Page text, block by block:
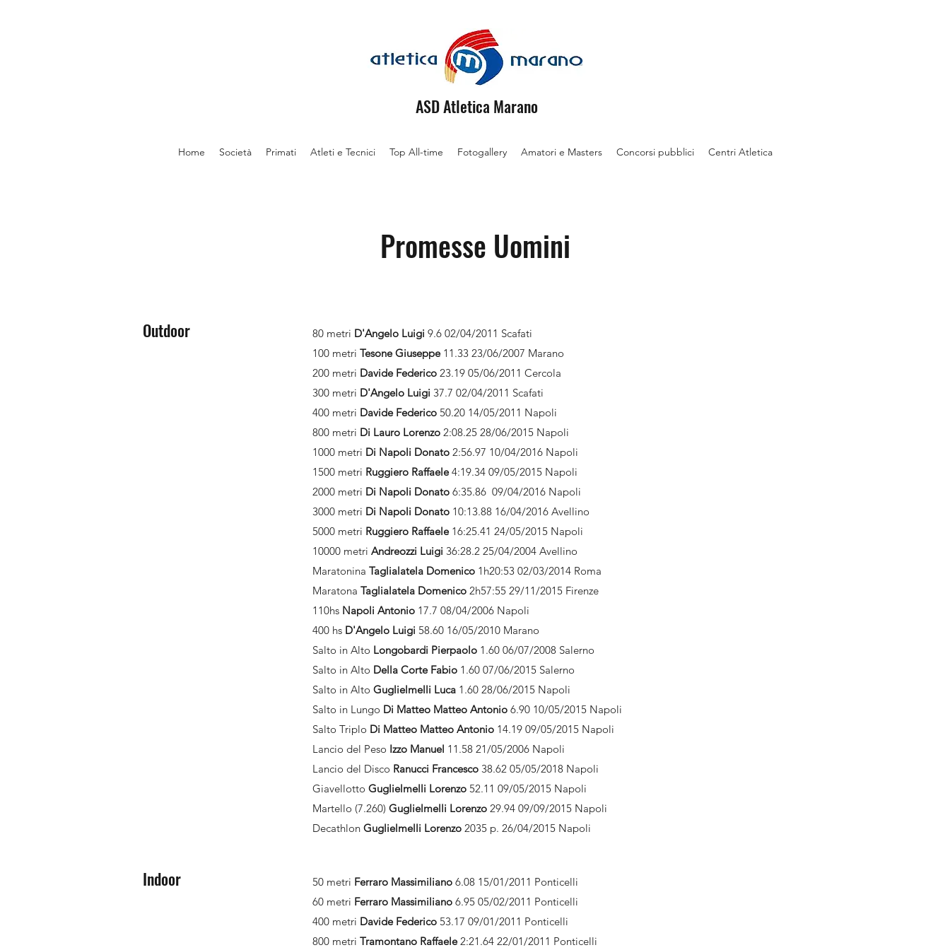
ASD Atletica Marano
Home Società Primati Atleti e Tecnici Top All-time Fotogallery Amatori e Masters Concorsi pubblici Centri Atletica
Promesse Uomini
Outdoor 80 metri D'Angelo Luigi 9.6 02/04/2011 Scafati
100 metri Tesone Giuseppe11.33 23/06/2007 Marano
200 metri Davide Federico 23.19 05/06/2011 Cercola
300 metri D'Angelo Luigi 37.7 02/04/2011 Scafati
400 metri Davide Federico 50.20 14/05/2011 Napoli
800 metri Di Lauro Lorenzo 2:08.25 28/06/2015 Napoli
1000 metri Di Napoli Donato 2:56.97 10/04/2016 Napoli
1500 metri Ruggiero Raffaele4:19.34 09/05/2015 Napoli
2000 metri Di Napoli Donato 6:35.86 09/04/2016 Napoli
3000 metri Di Napoli Donato 10:13.88 16/04/2016 Avellino
5000 metri Ruggiero Raffaele16:25.41 24/05/2015 Napoli
10000 metri Andreozzi Luigi 36:28.2 25/04/2004 Avellino
Maratonina Taglialatela Domenico 1h20:53 02/03/2014 Roma
Maratona Taglialatela Domenico 2h57:55 29/11/2015 Firenze
110hs Napoli Antonio 17.7 08/04/2006 Napoli
400 hs D'Angelo Luigi 58.60 16/05/2010 Marano
Salto in Alto Longobardi Pierpaolo 1.60 06/07/2008 Salerno
Salto in Alto Della Corte Fabio 1.60 07/06/2015 Salerno
Salto in Alto Guglielmelli Luca 1.60 28/06/2015 Napoli
Salto in Lungo Di Matteo Matteo Antonio 6.90 10/05/2015 Napoli
Salto Triplo Di Matteo Matteo Antonio 14.19 09/05/2015 Napoli
Lancio del Peso Izzo Manuel 11.58 21/05/2006 Napoli
Lancio del Disco Ranucci Francesco 38.62 05/05/2018 Napoli
Giavellotto Guglielmelli Lorenzo 52.11 09/05/2015 Napoli
Martello (7.260) Guglielmelli Lorenzo 29.94 09/09/2015 Napoli
Decathlon Guglielmelli Lorenzo 2035 p. 26/04/2015 Napoli
Indoor 50 metri Ferraro Massimiliano 6.08 15/01/2011 Ponticelli
60 metri Ferraro Massimiliano 6.95 05/02/2011 Ponticelli
400 metri Davide Federico 53.17 09/01/2011 Ponticelli
800 metri Tramontano Raffaele2:21.64 22/01/2011 Ponticelli